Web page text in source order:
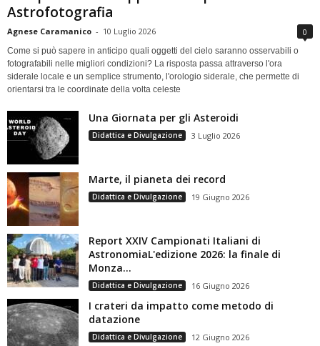
Astrofotografia
Agnese Caramanico - 10 Luglio 2026 0
Come si può sapere in anticipo quali oggetti del cielo saranno osservabili o
fotografabili nelle migliori condizioni? La risposta passa attraverso l'ora
siderale locale e un semplice strumento, l'orologio siderale, che permette di
orientarsi tra le coordinate della volta celeste
Una Giornata per gli Asteroidi
Didattica e Divulgazione 3 Luglio 2026
Marte, il pianeta dei record
Didattica e Divulgazione 19 Giugno 2026
Report XXIV Campionati Italiani di
AstronomiaL'edizione 2026: la finale di
Monza...
Didattica e Divulgazione 16 Giugno 2026
I crateri da impatto come metodo di
datazione
Didattica e Divulgazione 12 Giugno 2026